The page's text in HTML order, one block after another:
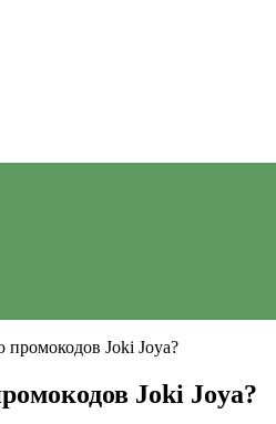
Joki Joya?
Joki Joya?